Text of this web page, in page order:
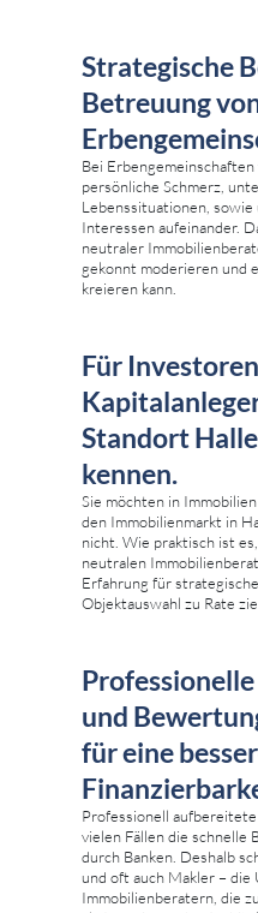
Strategische
Betreuung
Bei
persönliche Schmerz,
Lebenssituationen,
Interessen aufeinander.
neutraler
gekonnt moderieren und
kreieren kann.
Für
Standort
kennen.
Sie möchten in
den Immobilienmarkt in
nicht. Wie praktisch ist
neutralen
Erfahrung für
Objektauswahl zu Rate
und
für eine
Professionell
vielen Fällen die schnelle
durch Banken. Deshalb
und oft auch Makler –
Immobilienberatern, die